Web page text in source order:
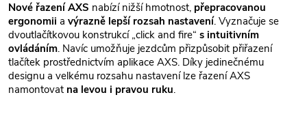
Nové řazení AXS nabízí nižší hmotnost, přepracovanou
ergonomii a výrazně lepší rozsah nastavení. Vyznačuje se
dvoutlačítkovou konstrukcí „click and fire“ s intuitivním
ovládáním. Navíc umožňuje jezdcům přizpůsobit přiřazení
tlačítek prostřednictvím aplikace AXS. Díky jedinečnému
designu a velkému rozsahu nastavení lze řazení AXS
namontovat na levou i pravou ruku.